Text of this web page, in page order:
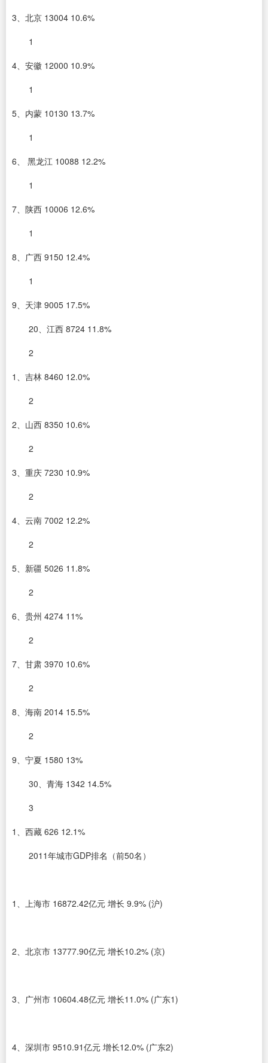
3、北京 13004 10.6%
1
4、安徽 12000 10.9%
1
5、内蒙 10130 13.7%
1
6、 黑龙江 10088 12.2%
1
7、陕西 10006 12.6%
1
8、广西 9150 12.4%
1
9、天津 9005 17.5%
20、江西 8724 11.8%
2
1、吉林 8460 12.0%
2
2、山西 8350 10.6%
2
3、重庆 7230 10.9%
2
4、云南 7002 12.2%
2
5、新疆 5026 11.8%
2
6、贵州 4274 11%
2
7、甘肃 3970 10.6%
2
8、海南 2014 15.5%
2
9、宁夏 1580 13%
30、青海 1342 14.5%
3
1、西藏 626 12.1%
2011年城市GDP排名（前50名）
1、上海市 16872.42亿元 增长 9.9% (沪)
2、北京市 13777.90亿元 增长10.2% (京)
3、广州市 10604.48亿元 增长11.0% (广东1)
4、深圳市 9510.91亿元 增长12.0% (广东2)